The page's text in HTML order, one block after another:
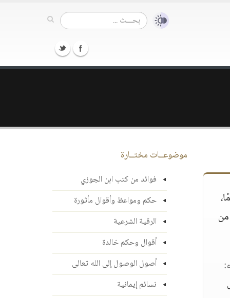
موضوعــات مختــارة
فوائد من كتب ابن الجوزي
حكم ومواعظ وأقوال مأثورة
الرقية الشرعية
أقوال وحكم خالدة
أصول الوصول إلى الله تعالى
نسائم إيمانية